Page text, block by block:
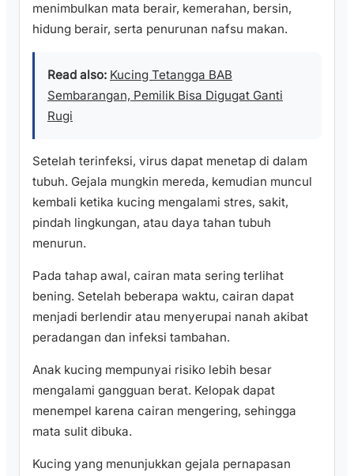
menimbulkan mata berair, kemerahan, bersin,
hidung berair, serta penurunan nafsu makan.
Read also: Kucing Tetangga BAB
Sembarangan, Pemilik Bisa Digugat Ganti
Rugi
Setelah terinfeksi, virus dapat menetap di dalam
tubuh. Gejala mungkin mereda, kemudian muncul
kembali ketika kucing mengalami stres, sakit,
pindah lingkungan, atau daya tahan tubuh
menurun.
Pada tahap awal, cairan mata sering terlihat
bening. Setelah beberapa waktu, cairan dapat
menjadi berlendir atau menyerupai nanah akibat
peradangan dan infeksi tambahan.
Anak kucing mempunyai risiko lebih besar
mengalami gangguan berat. Kelopak dapat
menempel karena cairan mengering, sehingga
mata sulit dibuka.
Kucing yang menunjukkan gejala pernapasan